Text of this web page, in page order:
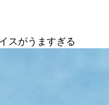
スがうますぎる